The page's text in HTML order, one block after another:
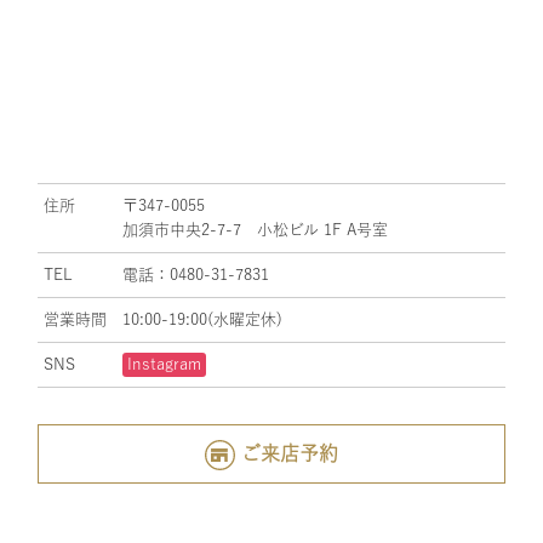
住所
〒347-0055
加須市中央2-7-7 小松ビル 1F A号室
TEL 電話：0480-31-7831
営業時間 10:00-19:00(水曜定休)
SNS Instagram
ご来店予約